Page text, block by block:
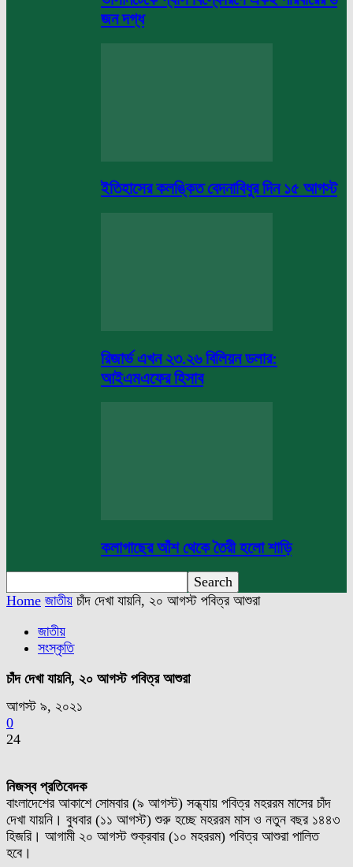
জন দগ্ধ
ইতিহাসের কলঙ্কিত বেদনাবিধুর দিন ১৫ আগস্ট
রিজার্ভ এখন ২৩.২৬ বিলিয়ন ডলার:
আইএমএফের হিসাব
কলাগাছের আঁশ থেকে তৈরী হলো শাড়ি
Home জাতীয় চাঁদ দেখা যায়নি, ২০ আগস্ট পবিত্র আশুরা
জাতীয়
সংস্কৃতি
চাঁদ দেখা যায়নি, ২০ আগস্ট পবিত্র আশুরা
আগস্ট ৯, ২০২১
0
24
নিজস্ব প্রতিবেদক
বাংলাদেশের আকাশে সোমবার (৯ আগস্ট) সন্ধ্যায় পবিত্র মহররম মাসের চাঁদ
দেখা যায়নি। বুধবার (১১ আগস্ট) শুরু হচ্ছে মহররম মাস ও নতুন বছর ১৪৪৩
হিজরি। আগামী ২০ আগস্ট শুক্রবার (১০ মহররম) পবিত্র আশুরা পালিত
হবে।